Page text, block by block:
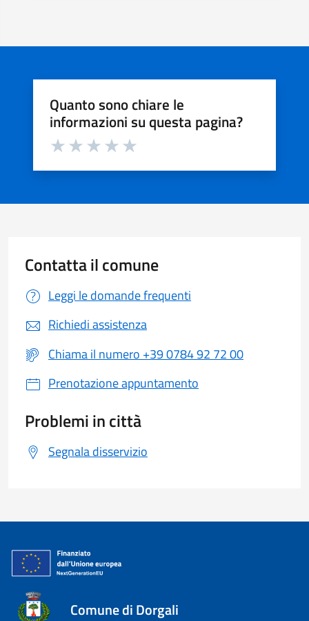
Quanto sono chiare le
informazioni su questa pagina?
Valuta da 1 a 5 stelle la pagina
Contatta il comune
Leggi le domande frequenti
Richiedi assistenza
Chiama il numero +39 0784 92 72 00
Prenotazione appuntamento
Problemi in città
Segnala disservizio
Comune di Dorgali